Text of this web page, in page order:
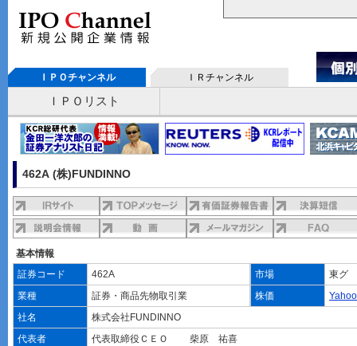
ＩＰＯチャンネル ＩＲチャンネル
ＩＰＯリスト
462A (株)FUNDINNO
基本情報
証券コード
462A 市場
東グ
業種
証券・商品先物取引業 株価
社名
株式会社FUNDINNO
代表者
代表取締役ＣＥＯ 柴原 祐喜